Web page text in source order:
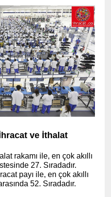
ve İthalat
rakamı ile, en çok akıllı
27. Sıradadır.
payı ile, en çok akıllı
52. Sıradadır.